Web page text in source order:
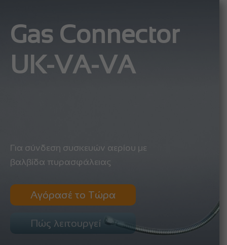
Gas Connector
UK-VA-VA
Για σύνδεση συσκευών αερίου με
βαλβίδα πυρασφάλειας
Αγόρασέ το Τώρα
Πώς λειτουργεί